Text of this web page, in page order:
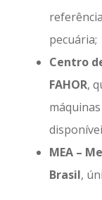
pecuária;
Centro
FAHOR,
MEA –
Brasil,